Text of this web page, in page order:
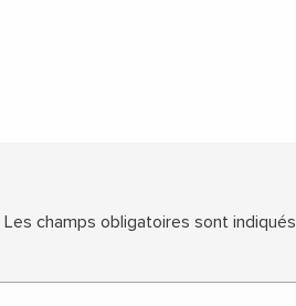
Les champs obligatoires sont indiqués